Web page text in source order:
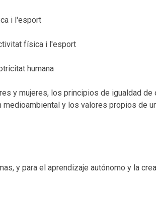
i l'esport
física i l'esport
humana
y mujeres, los principios de igualdad de
y los valores propios de
y para el aprendizaje autónomo y la